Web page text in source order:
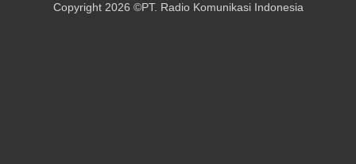
Copyright 2026 ©PT. Radio Komunikasi Indonesia